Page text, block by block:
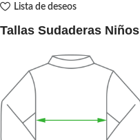
Lista de deseos
Tallas Sudaderas Niños